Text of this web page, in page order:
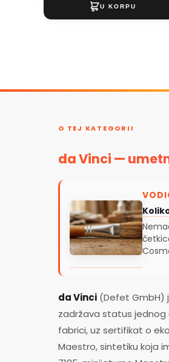
O TEJ KATEGORII
da Vinci —
da Vinci (Defet GmbH)
zadržava status jednog
fabrici, uz sertifikat o
Maestro, sintetiku koja